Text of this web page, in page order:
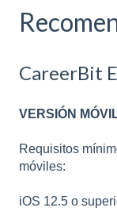
CareerBit
VERSIÓN
Requisitos
móviles:
iOS 12.5 o